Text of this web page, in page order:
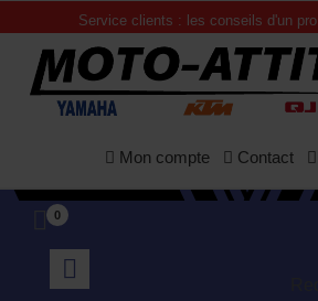
Service clients : les conseils d'un pro
Mon compte Contact
0